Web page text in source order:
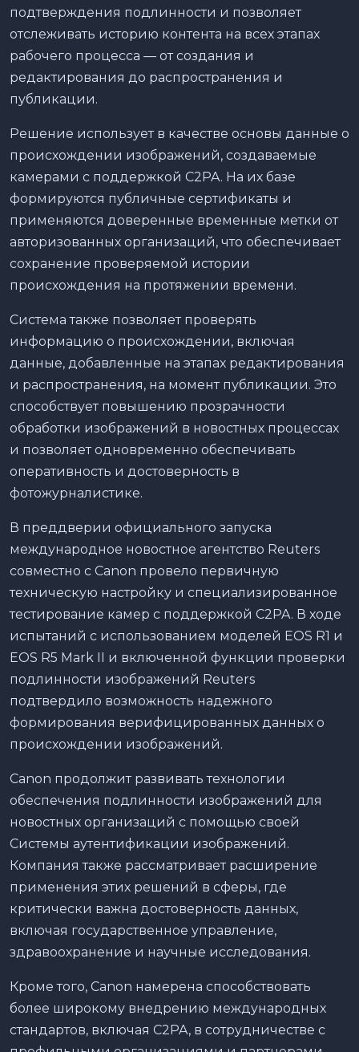
подтверждения подлинности и позволяет
отслеживать историю контента на всех этапах
рабочего процесса — от создания и
редактирования до распространения и
публикации.
Решение использует в качестве основы данные о
происхождении изображений, создаваемые
камерами с поддержкой C2PA. На их базе
формируются публичные сертификаты и
применяются доверенные временные метки от
авторизованных организаций, что обеспечивает
сохранение проверяемой истории
происхождения на протяжении времени.
Система также позволяет проверять
информацию о происхождении, включая
данные, добавленные на этапах редактирования
и распространения, на момент публикации. Это
способствует повышению прозрачности
обработки изображений в новостных процессах
и позволяет одновременно обеспечивать
оперативность и достоверность в
фотожурналистике.
В преддверии официального запуска
международное новостное агентство Reuters
совместно с Canon провело первичную
техническую настройку и специализированное
тестирование камер с поддержкой C2PA. В ходе
испытаний с использованием моделей EOS R1 и
EOS R5 Mark II и включенной функции проверки
подлинности изображений Reuters
подтвердило возможность надежного
формирования верифицированных данных о
происхождении изображений.
Canon продолжит развивать технологии
обеспечения подлинности изображений для
новостных организаций с помощью своей
Системы аутентификации изображений.
Компания также рассматривает расширение
применения этих решений в сферы, где
критически важна достоверность данных,
включая государственное управление,
здравоохранение и научные исследования.
Кроме того, Canon намерена способствовать
более широкому внедрению международных
стандартов, включая C2PA, в сотрудничестве с